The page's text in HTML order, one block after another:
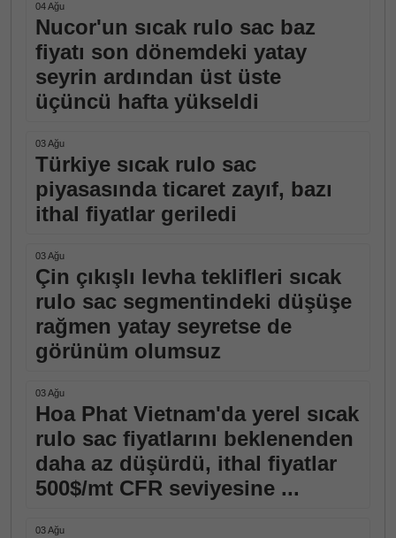
04 Ağu
Nucor'un sıcak rulo sac baz
fiyatı son dönemdeki yatay
seyrin ardından üst üste
üçüncü hafta yükseldi
03 Ağu
Türkiye sıcak rulo sac
piyasasında ticaret zayıf, bazı
ithal fiyatlar geriledi
03 Ağu
Çin çıkışlı levha teklifleri sıcak
rulo sac segmentindeki düşüşe
rağmen yatay seyretse de
görünüm olumsuz
03 Ağu
Hoa Phat Vietnam'da yerel sıcak
rulo sac fiyatlarını beklenenden
daha az düşürdü, ithal fiyatlar
500$/mt CFR seviyesine ...
03 Ağu